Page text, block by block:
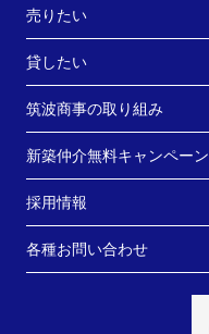
売りたい
貸したい
筑波商事の取り組み
新築仲介無料キャンペーン
採用情報
各種お問い合わせ